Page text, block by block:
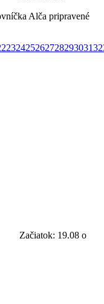
Alča pripravené
23242526272829303132
Začiatok: 19.08 o